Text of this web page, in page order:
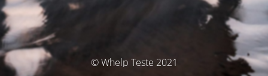
© Whelp Teste 2021